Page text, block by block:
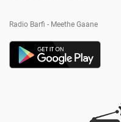
Radio Barfi - Meethe Gaane